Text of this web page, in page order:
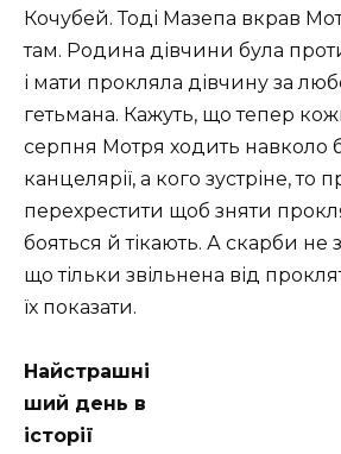
Кочубей. Тоді Мазепа вкрав
там. Родина дівчини була проти
і мати прокляла дівчину за
гетьмана. Кажуть, що тепер
серпня Мотря ходить навколо
канцелярії, а кого зустріне, то
перехрестити щоб зняти
бояться й тікають. А скарби не
що тільки звільнена від
їх показати.
Найстрашні
ший день в
історії